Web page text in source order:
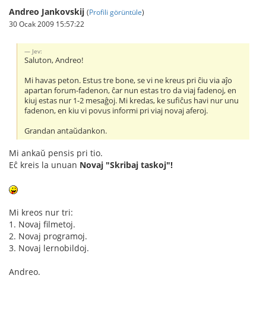
Andreo Jankovskij (Profili görüntüle)
30 Ocak 2009 15:57:22
Jev:
Saluton, Andreo!
Mi havas peton. Estus tre bone, se vi ne kreus pri ĉiu via aĵo
apartan forum-fadenon, ĉar nun estas tro da viaj fadenoj, en
kiuj estas nur 1-2 mesaĝoj. Mi kredas, ke sufiĉus havi nur unu
fadenon, en kiu vi povus informi pri viaj novaj aferoj.
Grandan antaŭdankon.
Mi ankaŭ pensis pri tio.
Eĉ kreis la unuan Novaj "Skribaj taskoj"!
Mi kreos nur tri:
1. Novaj filmetoj.
2. Novaj programoj.
3. Novaj lernobildoj.
Andreo.